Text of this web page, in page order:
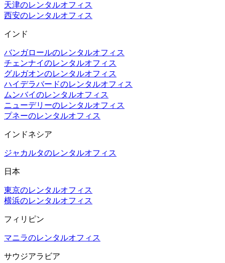
天津のレンタルオフィス
西安のレンタルオフィス
インド
バンガロールのレンタルオフィス
チェンナイのレンタルオフィス
グルガオンのレンタルオフィス
ハイデラバードのレンタルオフィス
ムンバイのレンタルオフィス
ニューデリーのレンタルオフィス
プネーのレンタルオフィス
インドネシア
ジャカルタのレンタルオフィス
日本
東京のレンタルオフィス
横浜のレンタルオフィス
フィリピン
マニラのレンタルオフィス
サウジアラビア